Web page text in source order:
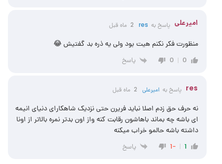
امیرعلی پاسخ به res 2 ماه قبل
منظورت فکر نکنم هیت بود ولی یه ذره بد گفتیش 😂
0
0 پاسخ
res پاسخ بهامیرعلی 2 ماه قبل
نه حرف حق زدم اصلا نباید فریرن حتی نزدیک شاهکارای دنیای انیمه
ای باشه چه بماند باهاشون رقابت کنه واز اون بدتر نمره بالاتر از اونا
داشته باشه حالمو خراب میکنه
1
-1 پاسخ